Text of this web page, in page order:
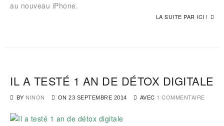
au nouveau iPhone.
LA SUITE PAR ICI !
IL A TESTÉ 1 AN DE DÉTOX DIGITALE
BY NINON ON 23 SEPTEMBRE 2014 AVEC 1 COMMENTAIRE